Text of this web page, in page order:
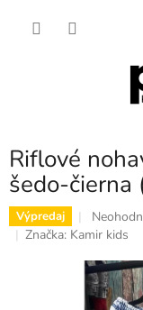
Riflové
šedo-
Výpredaj
je
0,0
z
Značka: Kamir kids